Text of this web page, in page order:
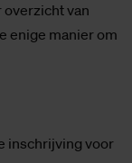
van
enige manier om
inschrijving voor